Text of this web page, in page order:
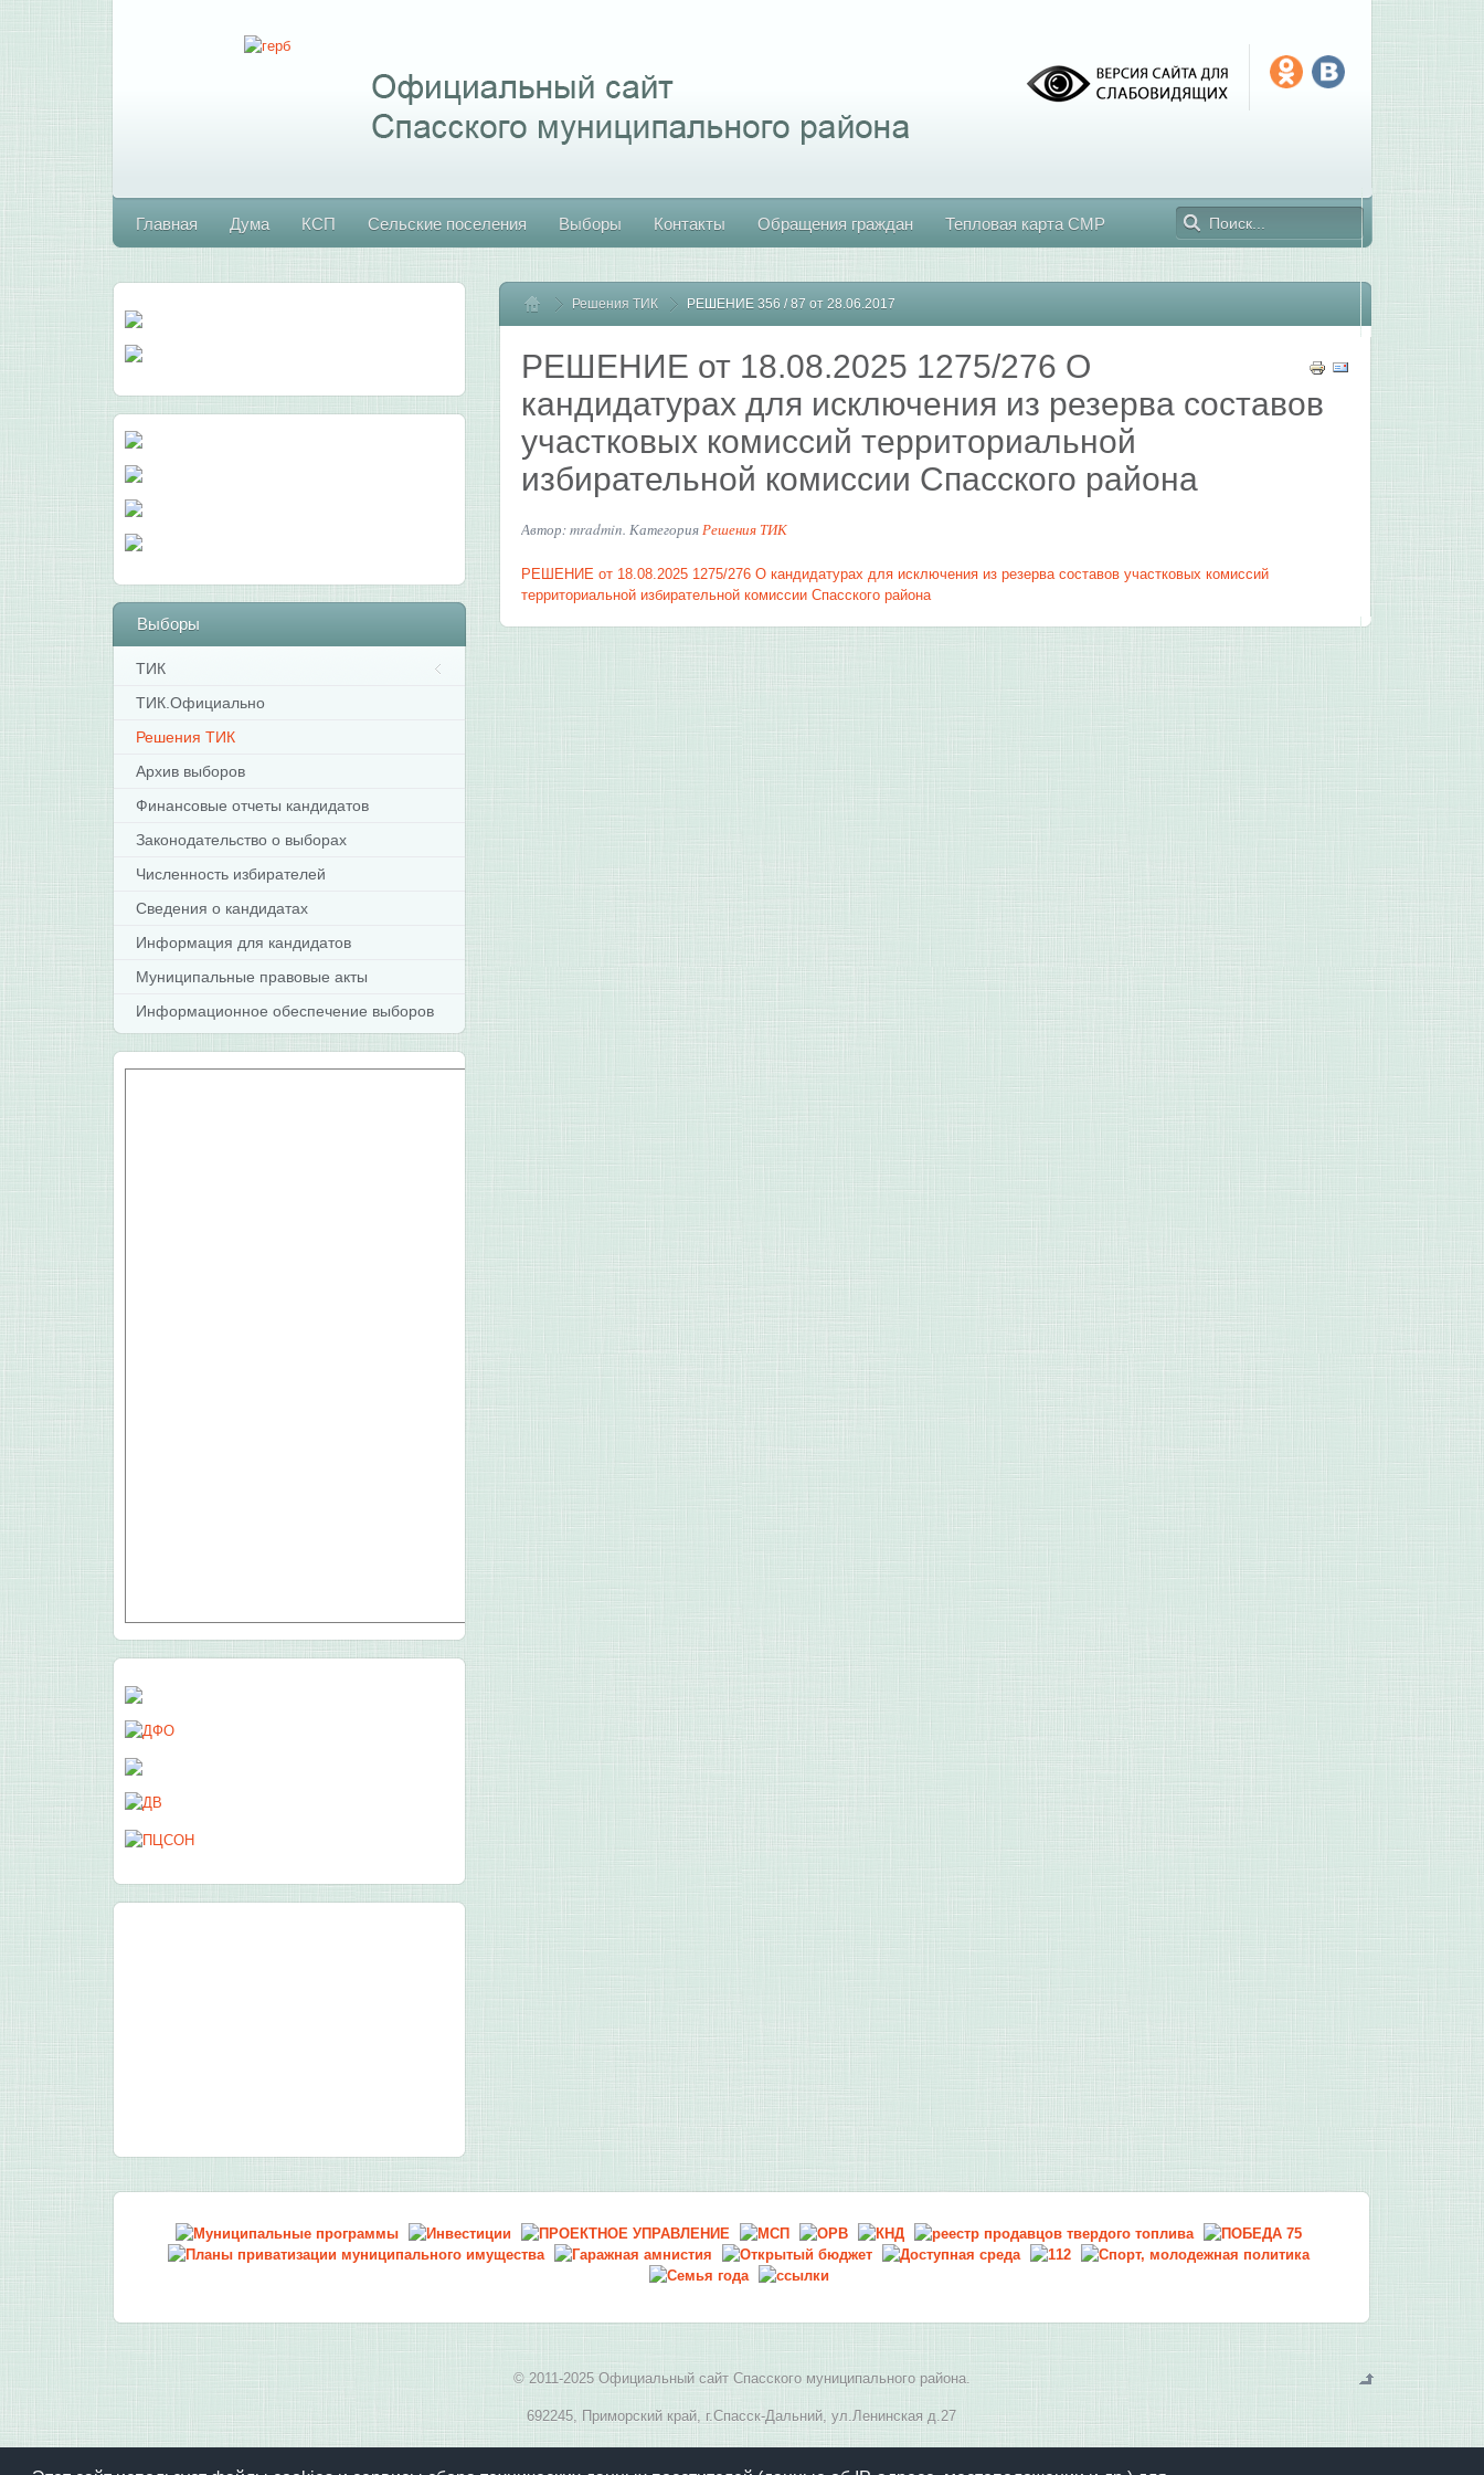
Главная Дума КСП Сельские поселения Выборы Контакты Обращения граждан Тепловая карта СМР
Главная
Решения ТИК РЕШЕНИЕ 356 / 87 от 28.06.2017
РЕШЕНИЕ от 18.08.2025 1275/276 О
кандидатурах для исключения из резерва составов
участковых комиссий территориальной
избирательной комиссии Спасского района
Автор: mradmin. КатегорияРешения ТИК
РЕШЕНИЕ от 18.08.2025 1275/276 О кандидатурах для исключения из резерва составов участковых комиссий
территориальной избирательной комиссии Спасского района
Выборы
ТИК
ТИК.Официально
Решения ТИК
Архив выборов
Финансовые отчеты кандидатов
Законодательство о выборах
Численность избирателей
Сведения о кандидатах
Информация для кандидатов
Муниципальные правовые акты
Информационное обеспечение выборов
© 2011-2025 Официальный сайт Спасского муниципального района.
692245, Приморский край, г.Спасск-Дальний, ул.Ленинская д.27